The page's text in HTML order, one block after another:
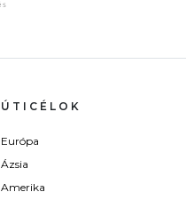
ÚTICÉLOK
Európa
Ázsia
Amerika